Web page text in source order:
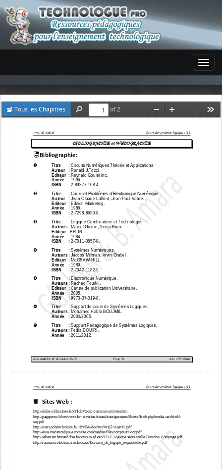
Tous les Chapitres
Find
of 2
ZoomZoom
ISET de Nabeul Cours de systèmes logiques (1)
BEN AMARA M. & GAALOUL K. Page 59 A.U. 2015/2016
BIBLIOGRAPHIE et WEBOGRAPHIE
 Bibliographie:
 Titre : Circuits Numériques Théorie et Applications.
Auteur : Ronald J.Tocci.
Editeur : Reynald Goulet inc.
Année
: 1996.
ISBN
: 2-89377-108-4.

Titre : Courset Problèmes d’Electronique Numérique
Auteur : Jean-Claude Laffont, Jean-Paul Vabre.
Editeur : Edition Marketing.
Année
: 1986.
ISBN
: 2-7298-8650-8.

Titre : Logique Combinatoire et Technologie.
Auteurs : Marcel Gindre Denis Roux.
Editeur : BELIN.
Année
: 1984.
ISBN
: 2-7011 -0857-8.

Titre : Systèmes Numériques.
Auteurs : Jaccob Millman, Arvin Grabel
Editeur : McGRAW-HILL
Année : 1989
ISBN
: 2-7042-1182-5

Titre : Electronique Numérique
Auteurs : Rached Tourki
Editeur : Centre de publication Universitaire
Année
: 2005
ISBN
: 9973-37-019-8

Titre : Support de cours de Systèmes Logiques.
Auteurs : Mohamed Habib BOUJMIL
Année
: 2004/2005

Titre : Support Pédagogique de Systèmes Logiques.
Auteurs : Fedia DOUIRI
Année
: 2011/2012
ISET de Nabeul Cours de systèmes logiques (1)
 Sites Web :
http://didier.villers.free.fr/STI-2D/tronc-commun-activites.htm
http://pageperso.lif.univ-mrs.fr/~severine.fratani/enseignement/lib/exe/fetch.php?media=archi:td4-
seq.pdf
http://users.polytech.unice.fr/~fmuller/doc/ens/Peip2-SujetTP.pdf
http://ensa-mecatronique.e-monsite.com/medias/files/compteurs-cor.pdf
http://sebastien.bernard.free.fr/cours-tp-td-exo/TD-E-Logique-sequentielle-Fonction-Comptage.pdf
http://ressource.electron.free.fr/cours/Exercice_de_logique_sequentielle.pdf